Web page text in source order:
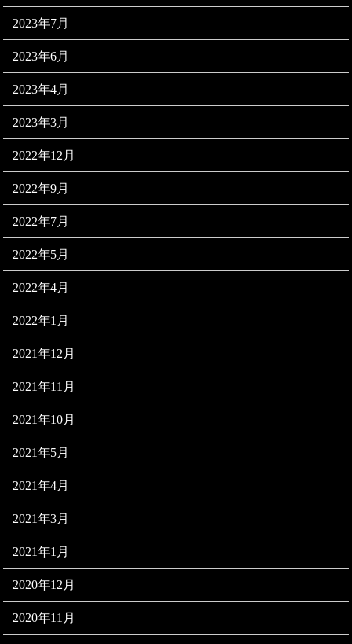
2023年7月
2023年6月
2023年4月
2023年3月
2022年12月
2022年9月
2022年7月
2022年5月
2022年4月
2022年1月
2021年12月
2021年11月
2021年10月
2021年5月
2021年4月
2021年3月
2021年1月
2020年12月
2020年11月